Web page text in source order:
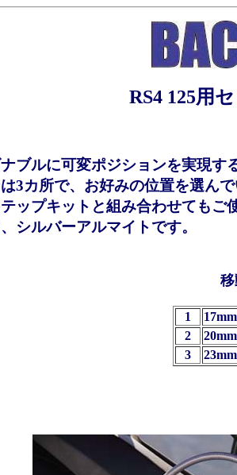
RS4 125用
ナブルに可変ポジションを実現
3カ所で、お好みの位置を選ん
テップキットと組み合わせても
シルバーアルマイトです。
1
2
3